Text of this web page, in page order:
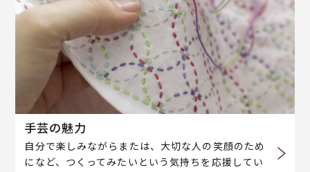
手芸の魅力
自分で楽しみながらまたは、大切な人の笑顔のため
になど、つくってみたいという気持ちを応援してい